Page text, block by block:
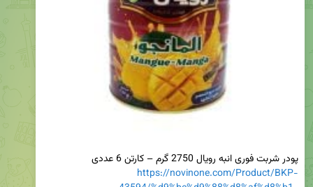
پودر شربت فوری انبه رویال 2750 گرم – کارتن 6 عددی
https://novinone.com/Product/BKP-